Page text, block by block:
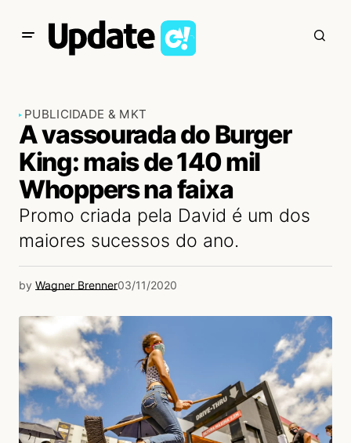
PUBLICIDADE & MKT
A vassourada do Burger
King: mais de 140 mil
Whoppers na faixa
Promo criada pela David é um dos
maiores sucessos do ano.
by Wagner Brenner03/11/2020